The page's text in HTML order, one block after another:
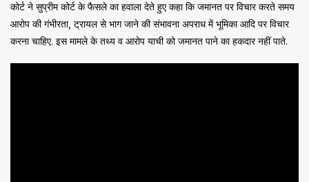
कोर्ट ने सुप्रीम कोर्ट के फैसले का हवाला देते हुए कहा कि जमानत पर विचार करते समय
आरोप की गंभीरता, ट्रायल से भाग जाने की संभावना अपराध में भूमिका आदि पर विचार
करना चाहिए. इस मामले के तथ्य व आरोप याची को जमानत पाने का हकदार नहीं पाते.